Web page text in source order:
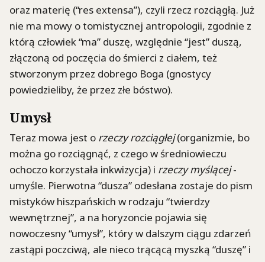
oraz materię (“res extensa”), czyli rzecz rozciągłą. Już
nie ma mowy o tomistycznej antropologii, zgodnie z
którą człowiek “ma” duszę, względnie “jest” duszą,
złączoną od poczęcia do śmierci z ciałem, też
stworzonym przez dobrego Boga (gnostycy
powiedzieliby, że przez złe bóstwo).
Umysł
Teraz mowa jest o rzeczy rozciągłej(organizmie, bo
można go rozciągnąć, z czego w średniowieczu
ochoczo korzystała inkwizycja) i rzeczy myślącej-
umyśle. Pierwotna “dusza” odesłana zostaje do pism
mistyków hiszpańskich w rodzaju “twierdzy
wewnętrznej”, a na horyzoncie pojawia się
nowoczesny “umysł”, który w dalszym ciągu zdarzeń
zastąpi poczciwą, ale nieco trącącą myszką “duszę” i